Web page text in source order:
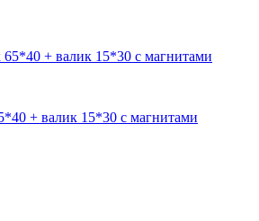
+ валик 15*30 с магнитами